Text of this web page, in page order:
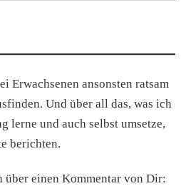
Erwachsenen ansonsten ratsam
Und über all das, was ich
lerne und auch selbst umsetze,
berichten.
über einen Kommentar von Dir: